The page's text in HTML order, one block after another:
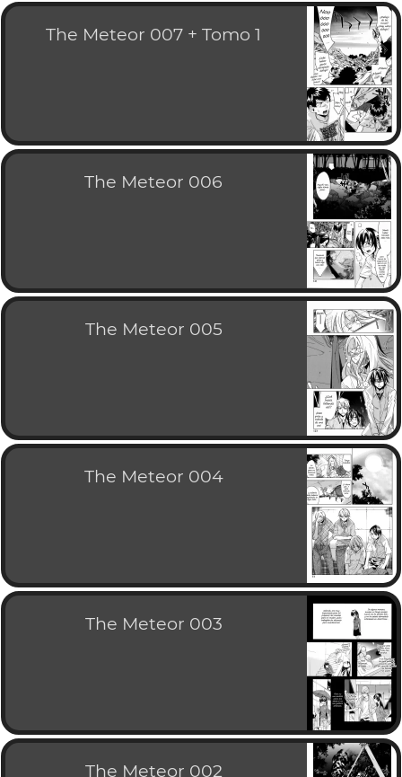
The Meteor 007 + Tomo 1
The Meteor 006
The Meteor 005
The Meteor 004
The Meteor 003
The Meteor 002